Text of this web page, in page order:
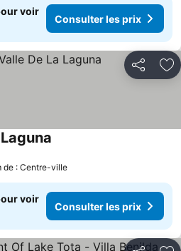
voir
Consulter les prix
Partager
de : Centre-ville
voir
Consulter les prix